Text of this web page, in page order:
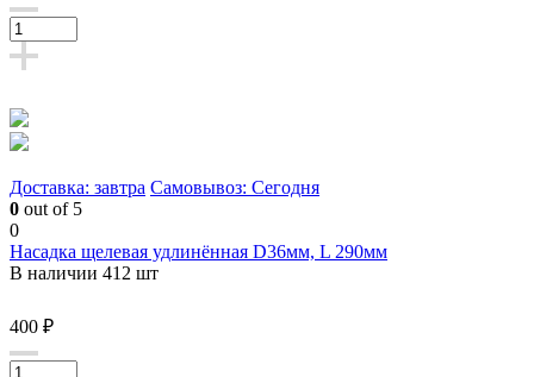
Доставка: завтра Самовывоз: Сегодня
0 out of 5
0
Насадка щелевая удлинённая D36мм, L 290мм
В наличии 412 шт
400 ₽